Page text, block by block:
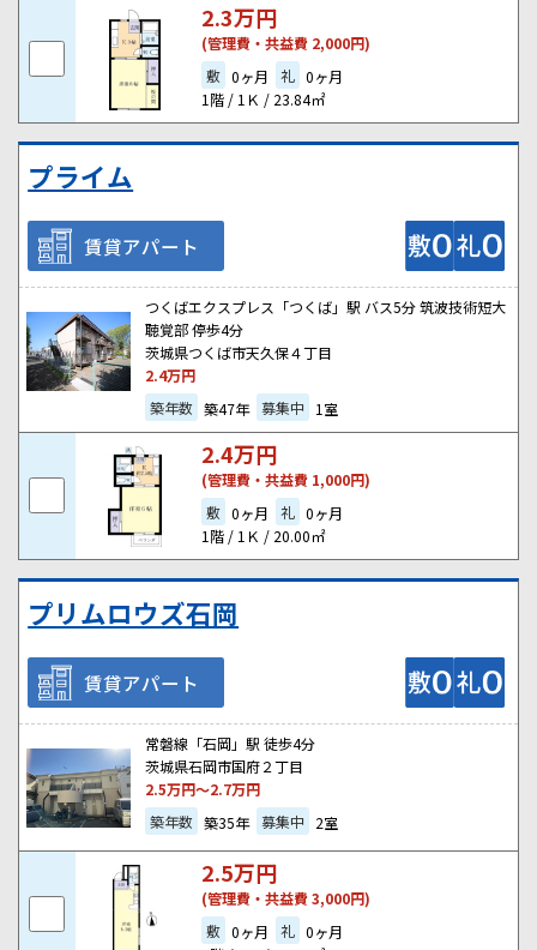
2.3万円
(管理費・共益費 2,000円)
敷 0ヶ月 礼 0ヶ月
1階 / 1Ｋ / 23.84㎡
プライム
賃貸アパート
つくばエクスプレス「つくば」駅 バス5分 筑波技術短大
聴覚部 停歩4分
茨城県つくば市天久保４丁目
2.4万円
築年数 築47年 募集中 1室
2.4万円
(管理費・共益費 1,000円)
敷 0ヶ月 礼 0ヶ月
1階 / 1Ｋ / 20.00㎡
プリムロウズ石岡
賃貸アパート
常磐線「石岡」駅 徒歩4分
茨城県石岡市国府２丁目
2.5万円～2.7万円
築年数 築35年 募集中 2室
2.5万円
(管理費・共益費 3,000円)
敷 0ヶ月 礼 0ヶ月